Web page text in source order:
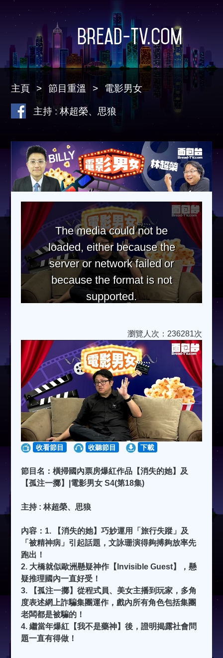
Bread-TV.com
主頁 節目重溫 電影男女
主持 : 林超榮、思狼
The media could not be
loaded, either because the
server or network failed or
because the format is not
supported.
瀏覽人次：236281次
收看節目 收聽節目 下載
節目名：橫掃國內票房爆紅作品【消失的她】及
【孤注一擲】|電影男女 S4(第18集)
主持 : 林超榮、思狼
內容：1. 【消失的她】巧妙運用「旅行失蹤」及
「被精神病」引起話題，文詠珊演得夠搏夠放率先
跑出！
2. 大橋就似歐洲懸疑神作【Invisible Guest】，懸
疑推理國內一直好受！
3. 【孤注一擲】從程式員、美女主播到玩家，多角
度表述網上詐騙集團運作，戲內所有角色包括集團
老闆都是被騙的！
4. 繼當年爆紅【我不是藥神】後，證明揭露社會問
題一直有得做！